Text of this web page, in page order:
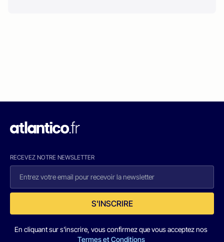
RECEVEZ NOTRE NEWSLETTER
S'INSCRIRE
En cliquant sur s'inscrire, vous confirmez que vous acceptez nos
Termes et Conditions